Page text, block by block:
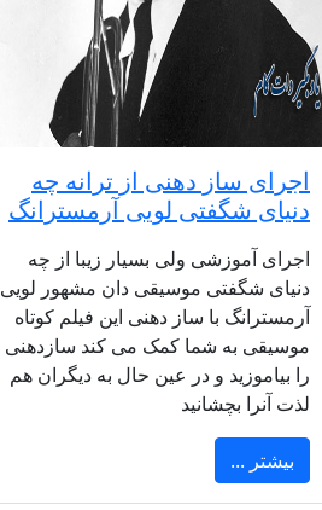
اجرای ساز دهنی از ترانه چه
دنیای شگفتی لویی آرمسترانگ
اجرای آموزشی ولی بسیار زیبا از چه
دنیای شگفتی موسیقی دان مشهور لویی
آرمسترانگ با ساز دهنی این فیلم کوتاه
موسیقی به شما کمک می کند سازدهنی
را بیاموزید و در عین حال به دیگران هم
لذت آنرا بچشانید
بیشتر ...